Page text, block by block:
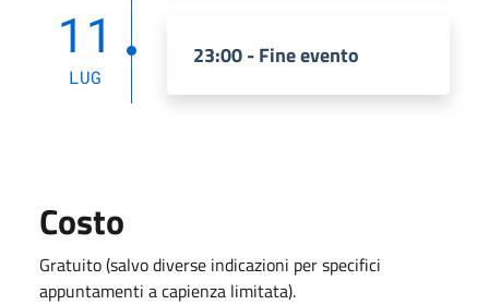
11
LUG
23:00 - Fine evento
Costo
Gratuito (salvo diverse indicazioni per specifici
appuntamenti a capienza limitata).